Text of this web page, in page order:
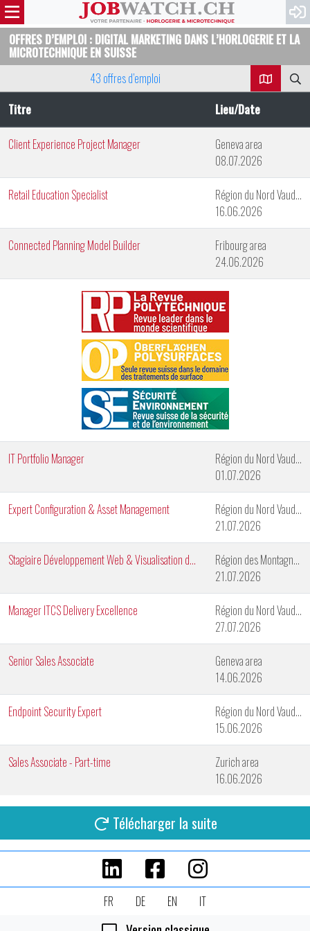
OFFRES D’EMPLOI : DIGITAL MARKETING DANS L’HORLOGERIE ET LA
MICROTECHNIQUE EN SUISSE
43 offres d’emploi
Titre
Lieu/Date
Client Experience Project Manager
Geneva area
08.07.2026
Retail Education Specialist
Région du Nord Vaudois
16.06.2026
Connected Planning Model Builder
Fribourg area
24.06.2026
IT Portfolio Manager
Région du Nord Vaudois
01.07.2026
Expert Configuration & Asset Management
Région du Nord Vaudois
21.07.2026
Stagiaire Développement Web & Visualisation de Données
Région des Montagnes Neuchâteloises
21.07.2026
Manager ITCS Delivery Excellence
Région du Nord Vaudois
27.07.2026
Senior Sales Associate
Geneva area
14.06.2026
Endpoint Security Expert
Région du Nord Vaudois
15.06.2026
Sales Associate - Part-time
Zurich area
16.06.2026
Télécharger la suite
FR DE EN IT